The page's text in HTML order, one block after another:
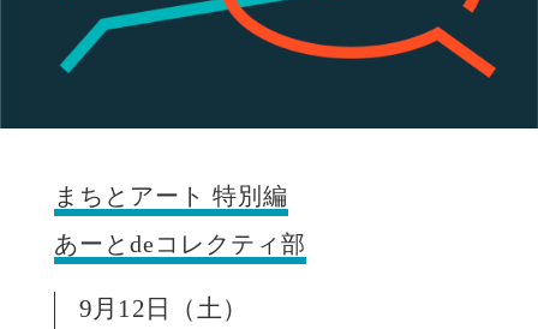
まちとアート 特別編
あーとdeコレクティ部
9月12日（土）